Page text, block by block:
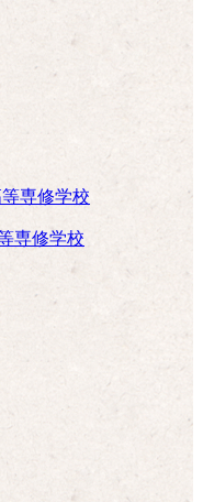
専修学校
専修学校